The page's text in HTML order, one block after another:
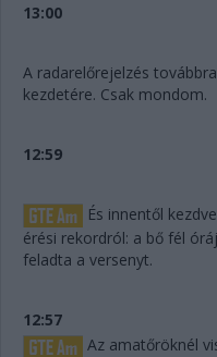
13:00
A radarelőrejelzés
kezdetére. Csak mondom.
12:59
És innentől
érési rekordról: a bő fél
feladta a versenyt.
12:57
Az amatőröknél